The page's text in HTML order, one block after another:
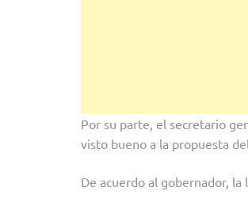
Por su parte, el secretario
visto bueno a la propuesta
De acuerdo al gobernador, la